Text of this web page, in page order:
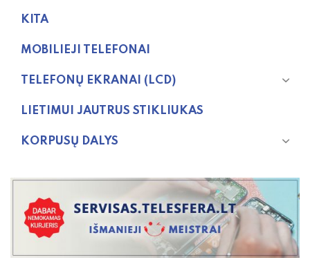
KITA
MOBILIEJI TELEFONAI
TELEFONŲ EKRANAI (LCD)
LIETIMUI JAUTRUS STIKLIUKAS
KORPUSŲ DALYS